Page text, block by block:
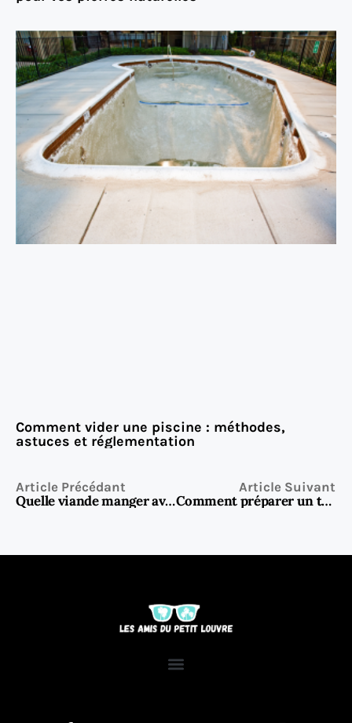
Comment vider une piscine : méthodes,
astuces et réglementation
Article Précédant
Quelle viande manger avec des carottes Vichy : les meilleurs accords pour sublimer ce plat traditionnel
Article Suivant
Comment préparer un tzatziki maison parfait selon la recette de TonBonBon.fr